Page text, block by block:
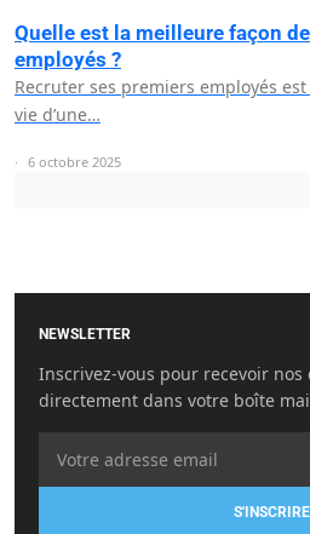
Quelle est la meilleure façon
employés ?
Recruter ses premiers employés
vie d’une…
6 octobre 2025
NEWSLETTER
Inscrivez-vous pour recevoir
directement dans votre boîte
S'INSCRIRE